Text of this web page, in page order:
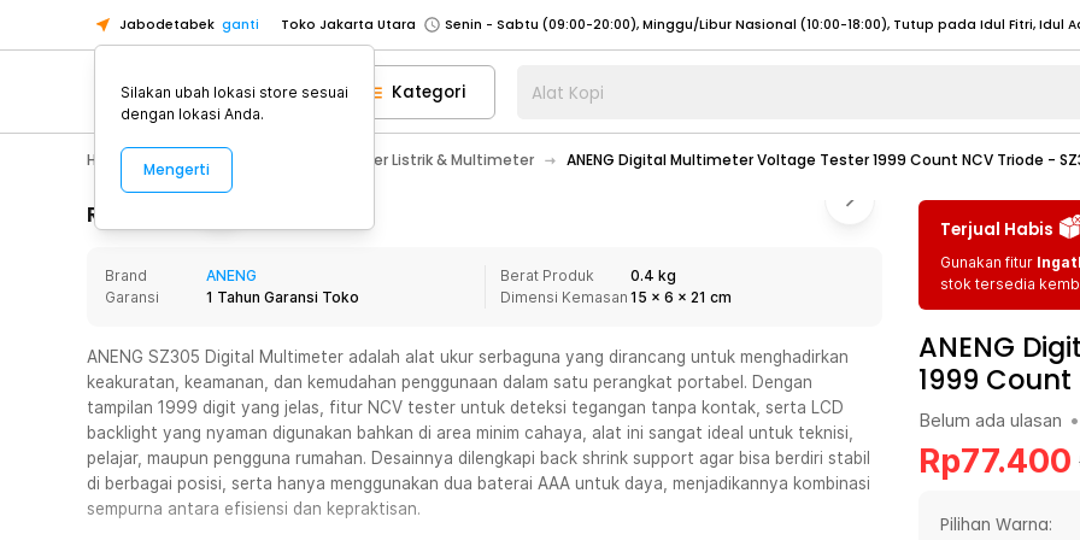
Jabodetabek ganti Toko Jakarta Utara
Toko Tangerang
Toko Cikupa
Pick n Go Jakarta Barat
Senin - Jumat (07:00 - 20:00), Sabtu - Minggu (08:00 - 20:00), Tutup pada Idul Fitri
Pick n Go Bekasi
Senin - Jumat (08:00 - 20:00), Sabtu - Minggu/ Libur Nasional (08:00 - 17:00) Selengkapnya
Senin - Jumat (08:00 - 20:00), Sabtu - Minggu/ Libur Nasional (08:00 - 17:00) Selengkapnya
Senin - Sabtu (09:00-20:00), Minggu/Libur Nasional (12:00-20:00), Tutup pada Idul Fitri
Senin - Sabtu (09:00-20:00), Minggu/Libur Nasional (12:00-20:00), Tutup pada Idul Fitri
Toko Tangerang
Toko Cikupa
Pick n Go Jakarta Barat
Senin - Jumat (07:00 - 20:00), Sabtu - Minggu (08:00 - 20:00), Tutup pada Idul Fitri
Pick n Go Bekasi
Senin - Jumat (08:00 - 20:00), Sabtu - Minggu/ Libur Nasional (08:00 - 17:00) Selengkapnya
Pick n Go Depok
Senin - Jumat (08:00 - 20:00), Sabtu - Minggu/ Libur Nasional (08:00 - 17:00)
Kategori Alat Kopi
Home Appliance Tester Listrik & Multimeter ANENG Digital Multimeter Voltage Tester 1999 Count NCV Triode -
Rincian Produk
Brand
ANENG
Garansi
1 Tahun Garansi Toko
Berat Produk
0.4 kg
Dimensi Kemasan 15 x 6 x 21 cm
ANENG SZ305 Digital Multimeter adalah alat ukur serbaguna yang dirancang untuk menghadirkan
keakuratan, keamanan, dan kemudahan penggunaan dalam satu perangkat portabel. Dengan
tampilan 1999 digit yang jelas, fitur NCV tester untuk deteksi tegangan tanpa kontak, serta LCD
backlight yang nyaman digunakan bahkan di area minim cahaya, alat ini sangat ideal untuk teknisi,
pelajar, maupun pengguna rumahan. Desainnya dilengkapi back shrink support agar bisa berdiri stabil
di berbagai posisi, serta hanya menggunakan dua baterai AAA untuk daya, menjadikannya kombinasi
sempurna antara efisiensi dan kepraktisan.
Terjual Habis
Gunakan fitur
stok tersedia
ANENG
1999 Count
Belum ada ulasan •
Rp77.400
Pilihan Warna:
Silakan ubah lokasi store sesuai
dengan lokasi Anda.
Mengerti